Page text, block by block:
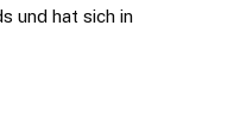
und hat sich in